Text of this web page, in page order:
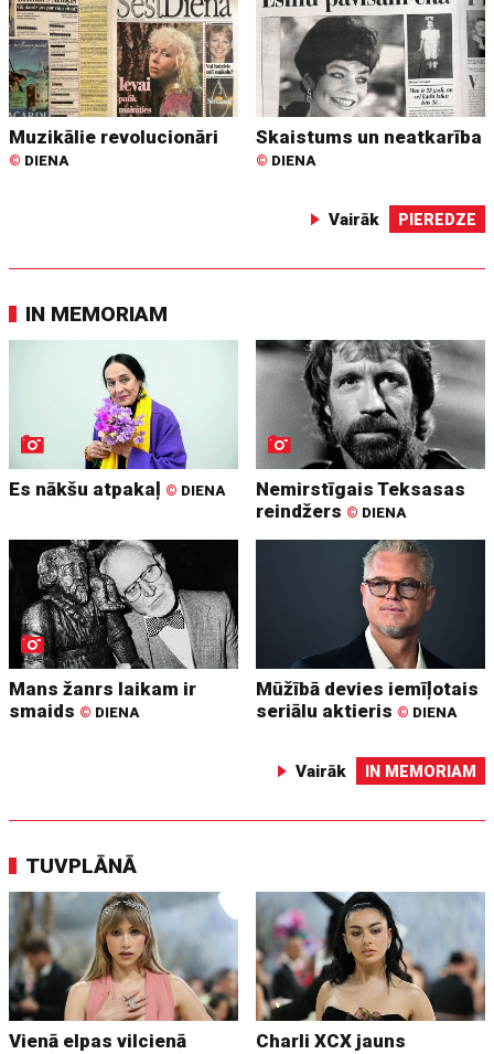
Muzikālie revolucionāri
© DIENA
Skaistums un neatkarība
© DIENA
Vairāk PIEREDZE
IN MEMORIAM
Es nākšu atpakaļ © DIENA
Nemirstīgais Teksasas
reindžers © DIENA
Mans žanrs laikam ir
smaids © DIENA
Mūžībā devies iemīļotais
seriālu aktieris © DIENA
Vairāk IN MEMORIAM
TUVPLĀNĀ
Vienā elpas vilcienā
Charli XCX jauns